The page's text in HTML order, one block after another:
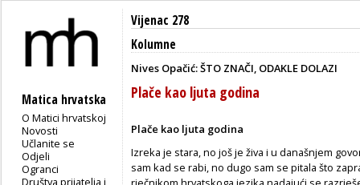
Matica hrvatska
O Matici hrvatskoj
Novosti
Učlanite se
Odjeli
Ogranci
Društva prijatelja i
Vijenac 278
Kolumne
Nives Opačić: ŠTO ZNAČI, ODAKLE DOLAZI
Plače kao ljuta godina
Plače kao ljuta godina
Izreka je stara, no još je živa i u današnjem
sam kad se rabi, no dugo sam se pitala što